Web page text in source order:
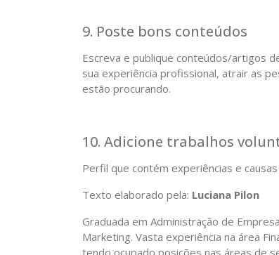
9. Poste bons conteúdos
Escreva e publique conteúdos/artigos
sua experiência profissional, atrair as
estão procurando.
10. Adicione trabalhos
Perfil que contém experiências e
Texto elaborado pela: Luciana Pilon
Graduada em Administração de
Marketing. Vasta experiência na área
tendo ocupado posições nas áreas de